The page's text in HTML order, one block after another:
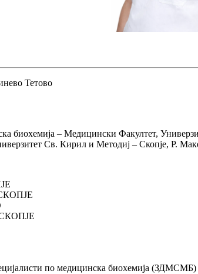
Тетово
биохемија – Медицински Факултет,
Св. Кирил и Методиј – Скопје, Р.
по медицинска биохемија (ЗДМСМБ)